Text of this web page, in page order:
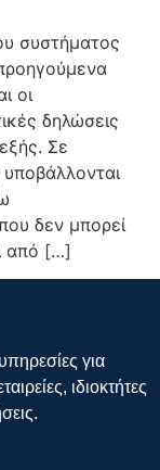
συστήματος
οι
δηλώσεις
Σε
υποβάλλονται
δεν μπορεί
από […]
για
ιδιοκτήτες